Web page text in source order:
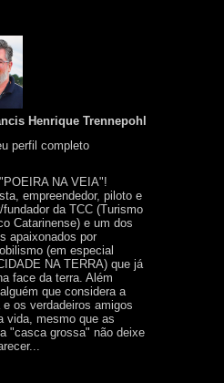
Henrique Trennepohl
perfil completo
NA VEIA"!
empreendedor, piloto e
fundador da TCC (Turismo
Catarinense) e um dos
apaixonados por
(em especial
NA TERRA) que já
face da terra. Além
que considera a
os verdadeiros amigos
vida, mesmo que as
"casca grossa" não deixe